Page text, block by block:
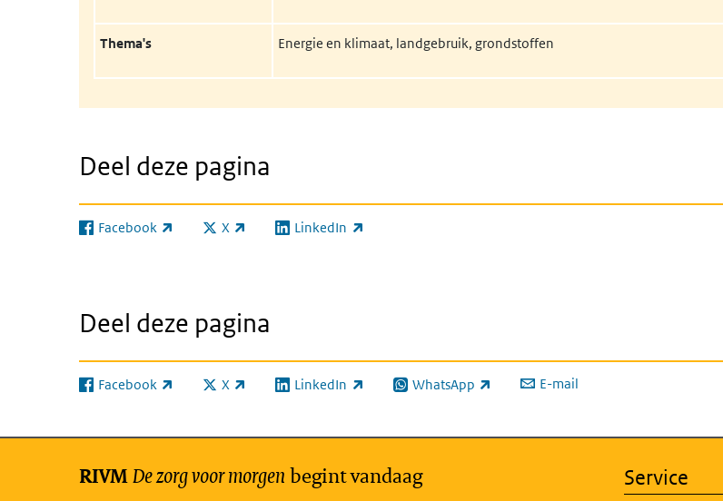
Thema's Energie en klimaat, landgebruik, grondstoffen
Deel deze pagina
Facebook
(externe link) X
(externe link) LinkedIn
(externe link)
Deel deze pagina
Facebook
(externe link) X
(externe link) LinkedIn
(externe link) WhatsApp
(externe link) E-mail
RIVMDe zorg voor morgen begint vandaag Service